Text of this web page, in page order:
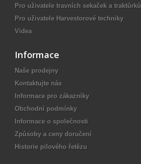
Pro uživatele travních sekaček a traktůrků
Pro uživatele Harvestorové techniky
Videa
Informace
Naše prodejny
Kontaktujte nás
Informace pro zákazníky
Obchodní podmínky
Informace o společnosti
Způsoby a ceny doručení
Historie pilového řetězu